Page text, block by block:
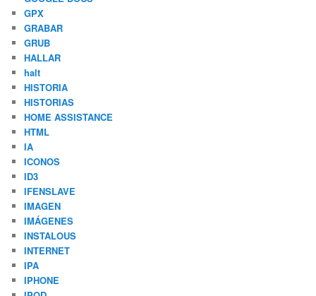
GPX
GRABAR
GRUB
HALLAR
halt
HISTORIA
HISTORIAS
HOME ASSISTANCE
HTML
IA
ICONOS
ID3
IFENSLAVE
IMAGEN
IMÁGENES
INSTALOUS
INTERNET
IPA
IPHONE